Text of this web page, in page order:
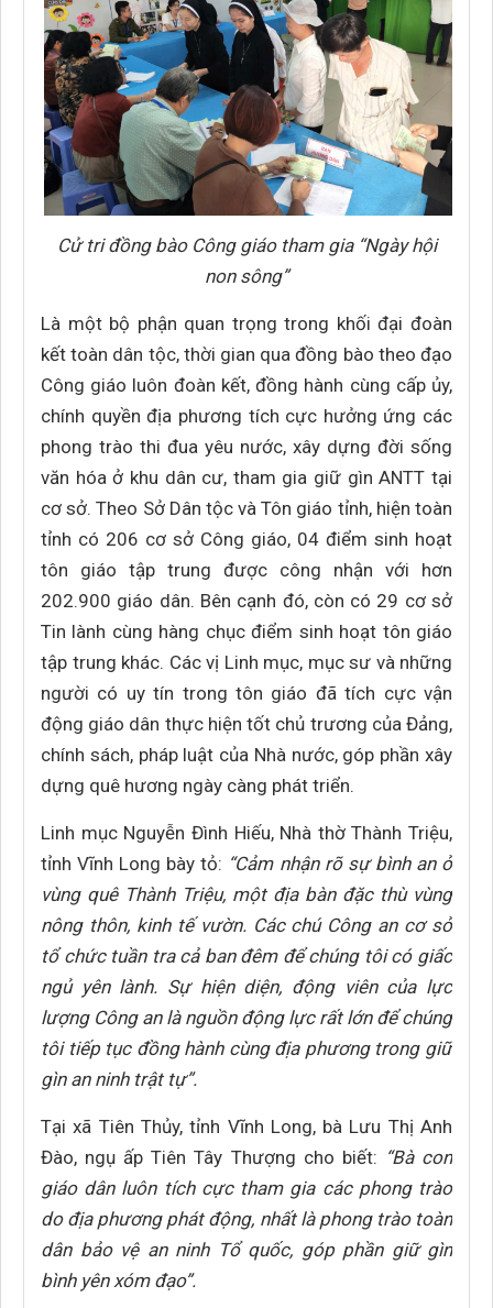
Cử tri đồng bào Công giáo tham gia “Ngày hội
non sông”
Là một bộ phận quan trọng trong khối đại đoàn
kết toàn dân tộc, thời gian qua đồng bào theo đạo
Công giáo luôn đoàn kết, đồng hành cùng cấp ủy,
chính quyền địa phương tích cực hưởng ứng các
phong trào thi đua yêu nước, xây dựng đời sống
văn hóa ở khu dân cư, tham gia giữ gìn ANTT tại
cơ sở. Theo Sở Dân tộc và Tôn giáo tỉnh, hiện toàn
tỉnh có 206 cơ sở Công giáo, 04 điểm sinh hoạt
tôn giáo tập trung được công nhận với hơn
202.900 giáo dân. Bên cạnh đó, còn có 29 cơ sở
Tin lành cùng hàng chục điểm sinh hoạt tôn giáo
tập trung khác. Các vị Linh mục, mục sư và những
người có uy tín trong tôn giáo đã tích cực vận
động giáo dân thực hiện tốt chủ trương của Đảng,
chính sách, pháp luật của Nhà nước, góp phần xây
dựng quê hương ngày càng phát triển.
Linh mục Nguyễn Đình Hiếu, Nhà thờ Thành Triệu,
tỉnh Vĩnh Long bày tỏ: “Cảm nhận rõ sự bình an ở
vùng quê Thành Triệu, một địa bàn đặc thù vùng
nông thôn, kinh tế vườn. Các chú Công an cơ sở
tổ chức tuần tra cả ban đêm để chúng tôi có giấc
ngủ yên lành. Sự hiện diện, động viên của lực
lượng Công an là nguồn động lực rất lớn để chúng
tôi tiếp tục đồng hành cùng địa phương trong giữ
gìn an ninh trật tự”.
Tại xã Tiên Thủy, tỉnh Vĩnh Long, bà Lưu Thị Anh
Đào, ngụ ấp Tiên Tây Thượng cho biết: “Bà con
giáo dân luôn tích cực tham gia các phong trào
do địa phương phát động, nhất là phong trào toàn
dân bảo vệ an ninh Tổ quốc, góp phần giữ gìn
bình yên xóm đạo”.